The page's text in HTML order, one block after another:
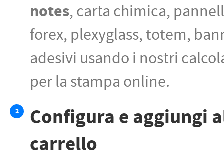
notes, carta chimica,
forex, plexyglass, totem,
adesivi usando i nostri
per la stampa online.
2
Configura e aggiungi
carrello